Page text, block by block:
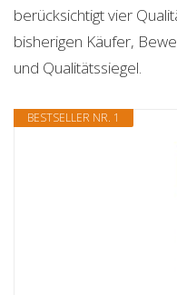
berücksichtigt vier
bisherigen Käufer,
und Qualitätssiegel.
BESTSELLER NR. 1